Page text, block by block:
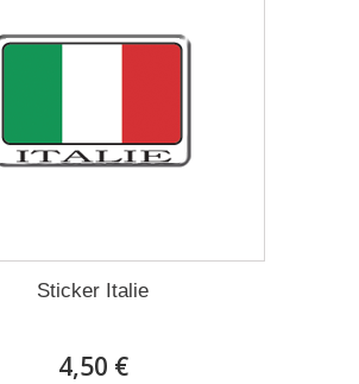
Sticker Italie
4,50 €